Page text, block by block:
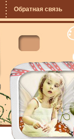
Обратная связь